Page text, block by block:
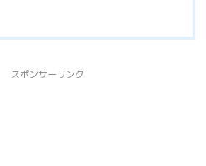
スポンサーリンク